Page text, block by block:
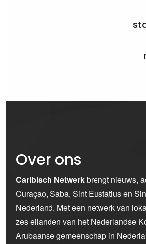
Over ons
Caribisch Netwerkbrengt nieuws,
Curaçao, Saba, Sint Eustatius en
Nederland. Met een netwerk van
zes eilanden van het Nederlandse
Arubaanse gemeenschap in